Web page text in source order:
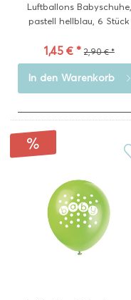
Luftballons Babyschuhe,
pastell hellblau, 6 Stück
1,45 € * 2,90 € *
In den Warenkorb